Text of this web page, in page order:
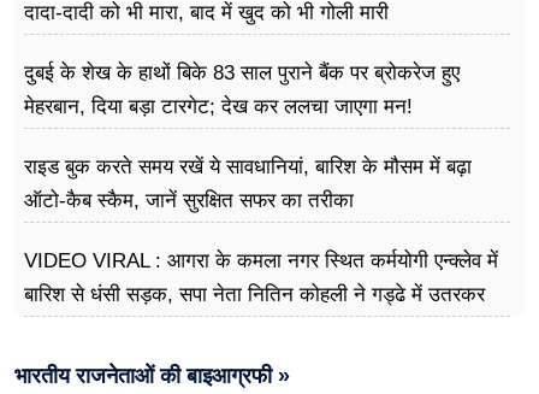
दादा-दादी को भी मारा, बाद में खुद को भी गोली मारी
दुबई के शेख के हाथों बिके 83 साल पुराने बैंक पर ब्रोकरेज हुए
मेहरबान, दिया बड़ा टारगेट; देख कर ललचा जाएगा मन!
राइड बुक करते समय रखें ये सावधानियां, बारिश के मौसम में बढ़ा
ऑटो-कैब स्कैम, जानें सुरक्षित सफर का तरीका
VIDEO VIRAL : आगरा के कमला नगर स्थित कर्मयोगी एन्क्लेव में
बारिश से धंसी सड़क, सपा नेता नितिन कोहली ने गड्ढे में उतरकर
भारतीय राजनेताओं की बाइआग्रफी »